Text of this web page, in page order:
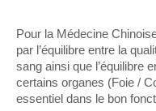
Pour la Médecine
par l’équilibre entre la
sang ainsi que l’équilibre
certains organes (Foie /
essentiel dans le bon